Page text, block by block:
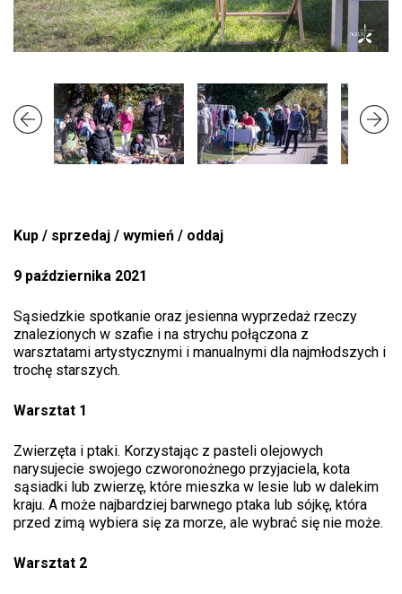
Kup / sprzedaj / wymień / oddaj
9 października 2021
Sąsiedzkie spotkanie oraz jesienna wyprzedaż rzeczy
znalezionych w szafie i na strychu połączona z
warsztatami artystycznymi i manualnymi dla najmłodszych i
trochę starszych.
Warsztat 1
Zwierzęta i ptaki. Korzystając z pasteli olejowych
narysujecie swojego czworonożnego przyjaciela, kota
sąsiadki lub zwierzę, które mieszka w lesie lub w dalekim
kraju. A może najbardziej barwnego ptaka lub sójkę, która
przed zimą wybiera się za morze, ale wybrać się nie może.
Warsztat 2